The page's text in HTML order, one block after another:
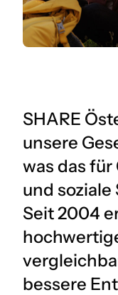
SHARE
unsere
was das
und
Seit 2004
bessere